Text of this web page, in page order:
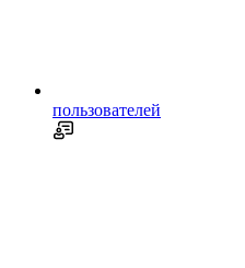
пользователей